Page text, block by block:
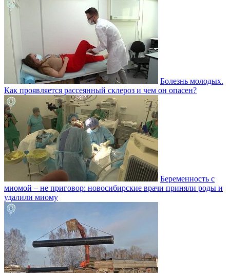
Болезнь молодых.
Как проявляется рассеянный склероз и чем он опасен?
Беременность с
миомой – не приговор: новосибирские врачи приняли роды и
удалили миому